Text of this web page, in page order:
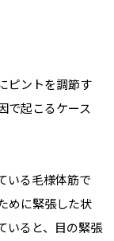
ピントを調節す
で起こるケース
いる毛様体筋で
めに緊張した状
いると、目の緊張